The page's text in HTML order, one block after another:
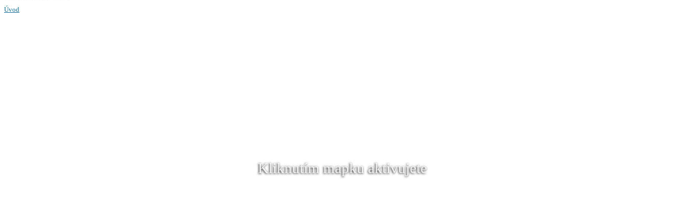
Úvod
Kliknutím mapku aktivujete